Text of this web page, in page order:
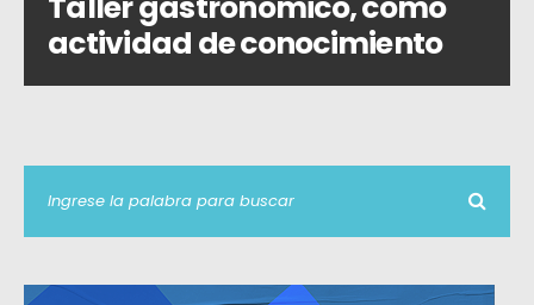
actividad de conocimiento